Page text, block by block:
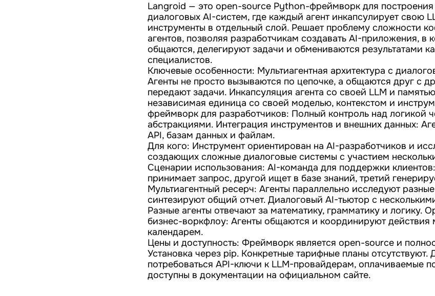
Langroid — это open-source Python-фреймворк для построения
диалоговых AI-систем, где каждый агент инкапсулирует свою
инструменты в отдельный слой. Решает проблему сложности
агентов, позволяя разработчикам создавать AI-приложения, в
общаются, делегируют задачи и обмениваются результатами
специалистов.
Ключевые особенности: Мультиагентная архитектура с
Агенты не просто вызываются по цепочке, а общаются друг с
передают задачи. Инкапсуляция агента со своей LLM и
независимая единица со своей моделью, контекстом и
фреймворк для разработчиков: Полный контроль над логикой
абстракциями. Интеграция инструментов и внешних данных:
API, базам данных и файлам.
Для кого: Инструмент ориентирован на AI-разработчиков и
создающих сложные диалоговые системы с участием
Сценарии использования: AI-команда для поддержки
принимает запрос, другой ищет в базе знаний, третий
Мультиагентный ресерч: Агенты параллельно исследуют
синтезируют общий отчет. Диалоговый AI-тьютор с
Разные агенты отвечают за математику, грамматику и логику.
бизнес-воркфлоу: Агенты общаются и координируют действия
календарем.
Цены и доступность: Фреймворк является open-source и
Установка через pip. Конкретные тарифные планы отсутствуют.
потребоваться API-ключи к LLM-провайдерам, оплачиваемые
доступны в документации на официальном сайте.